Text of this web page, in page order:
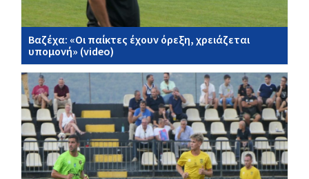
Βαζέχα: «Οι παίκτες έχουν όρεξη, χρειάζεται
υπομονή» (video)